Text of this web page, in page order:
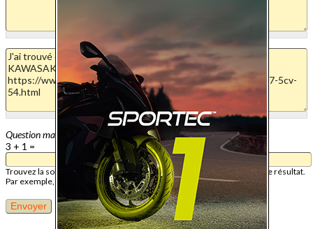
Question mathématique
3 + 1 =
Trouvez la solution de ce problème mathématique simple et saisissez le résultat.
Par exemple, pour 1 + 3, saisissez 4.